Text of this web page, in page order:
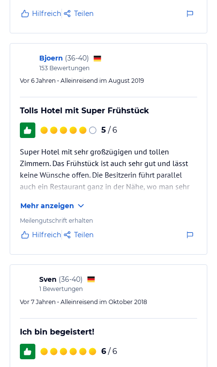
Hilfreich Teilen
Bjoern (36-40)
153 Bewertungen
Vor 6 Jahren • Alleinreisend im August 2019
Tolls Hotel mit Super Frühstück
5 / 6
Super Hotel mit sehr großzügigen und tollen
Zimmern. Das Frühstück ist auch sehr gut und lässt
keine Wünsche offen. Die Besitzerin führt parallel
auch ein Restaurant ganz in der Nähe, wo man sehr
Mehr anzeigen
Meilengutschrift erhalten
Hilfreich Teilen
Sven (36-40)
1 Bewertungen
Vor 7 Jahren • Alleinreisend im Oktober 2018
Ich bin begeistert!
6 / 6